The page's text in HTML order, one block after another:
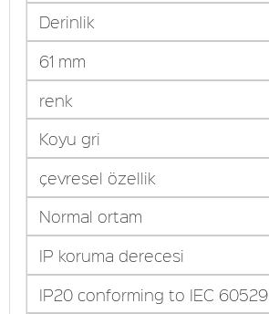
Derinlik
61 mm
renk
Koyu gri
çevresel özellik
Normal ortam
IP koruma derecesi
IP20 conforming to IEC 60529